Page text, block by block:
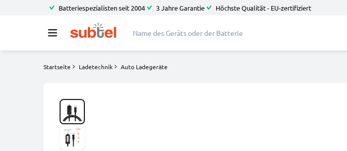
Batteriespezialisten seit 2004 3 Jahre Garantie Höchste Qualität - EU-zertifiziert
Startseite Ladetechnik Auto Ladegeräte